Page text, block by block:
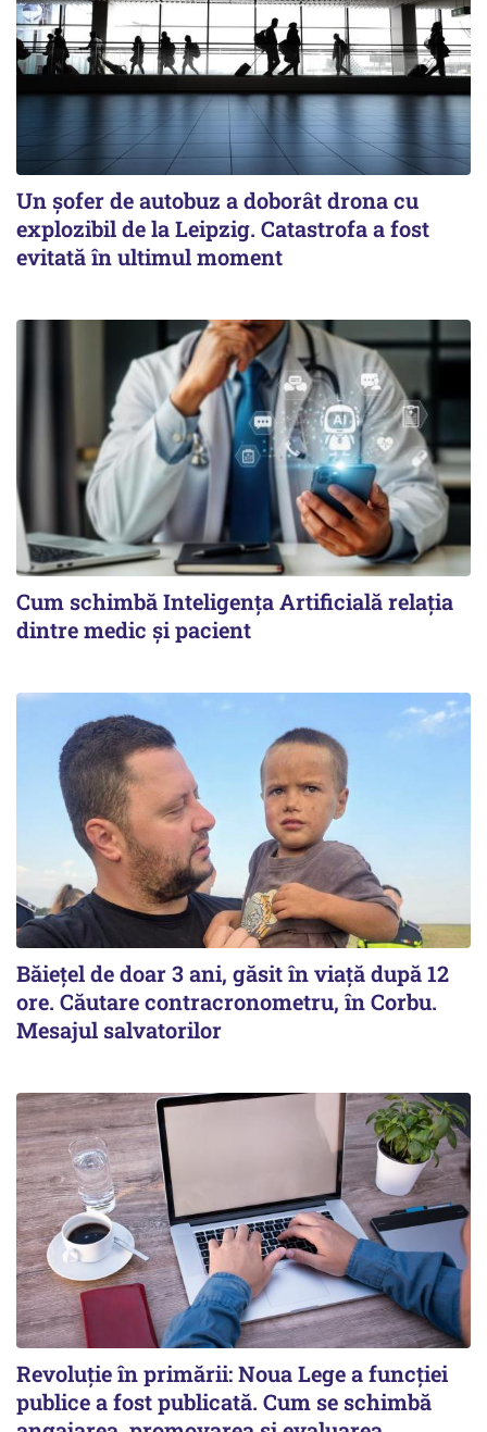
Un șofer de autobuz a doborât drona cu
explozibil de la Leipzig. Catastrofa a fost
evitată în ultimul moment
Cum schimbă Inteligența Artificială relația
dintre medic și pacient
Băiețel de doar 3 ani, găsit în viață după 12
ore. Căutare contracronometru, în Corbu.
Mesajul salvatorilor
Revoluție în primării: Noua Lege a funcției
publice a fost publicată. Cum se schimbă